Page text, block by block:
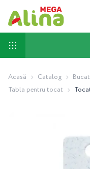
Acasă Catalog
Tabla pentru tocat